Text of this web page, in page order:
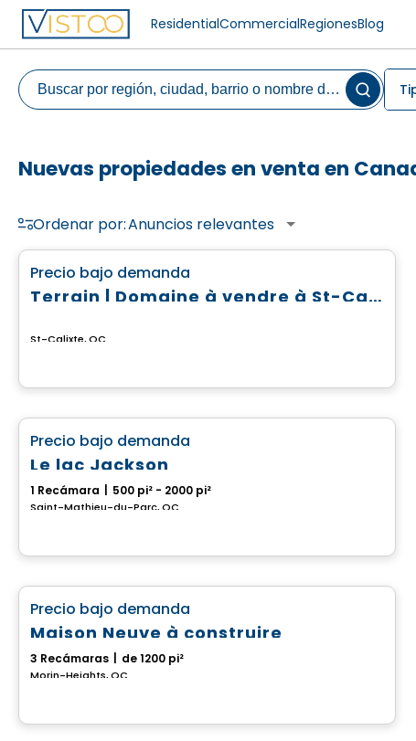
ResidentialCommercialRegionesBlog
Nuevas propiedades en venta en
Ordenar por:Anuncios relevantes
Precio bajo demanda
Terrain | Domaine à vendre à St-Calixte
St-Calixte, QC
Casa
Precio bajo demanda
Le lac Jackson
1 Recámara 500 pi² - 2000 pi²
Saint-Mathieu-du-Parc, QC
Casa
Precio bajo demanda
Maison Neuve à construire
3 Recámaras de 1200 pi²
Morin-Heights, QC
Terreno